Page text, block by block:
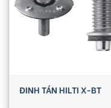
ĐINH TÁN HILTI X-BT